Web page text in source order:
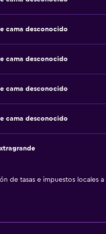
cama desconocido
cama desconocido
cama desconocido
cama desconocido
de tasas e impuestos locales